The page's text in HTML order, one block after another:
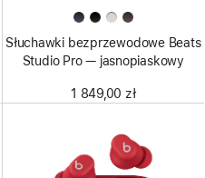
Słuchawki bezprzewodowe Beats
Studio Pro — jasnopiaskowy
1 849,00 zł